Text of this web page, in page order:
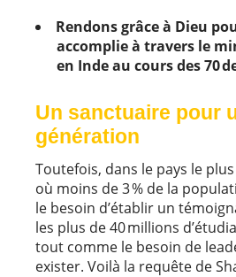
Rendons grâce à Dieu
accomplie à travers le
en Inde au cours des 70
Un sanctuaire pour
génération
Toutefois, dans le pays le
où moins de 3 % de la
le besoin d’établir un
les plus de 40 millions
tout comme le besoin de
exister. Voilà la requête de